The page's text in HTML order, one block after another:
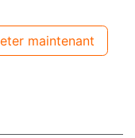
maintenant